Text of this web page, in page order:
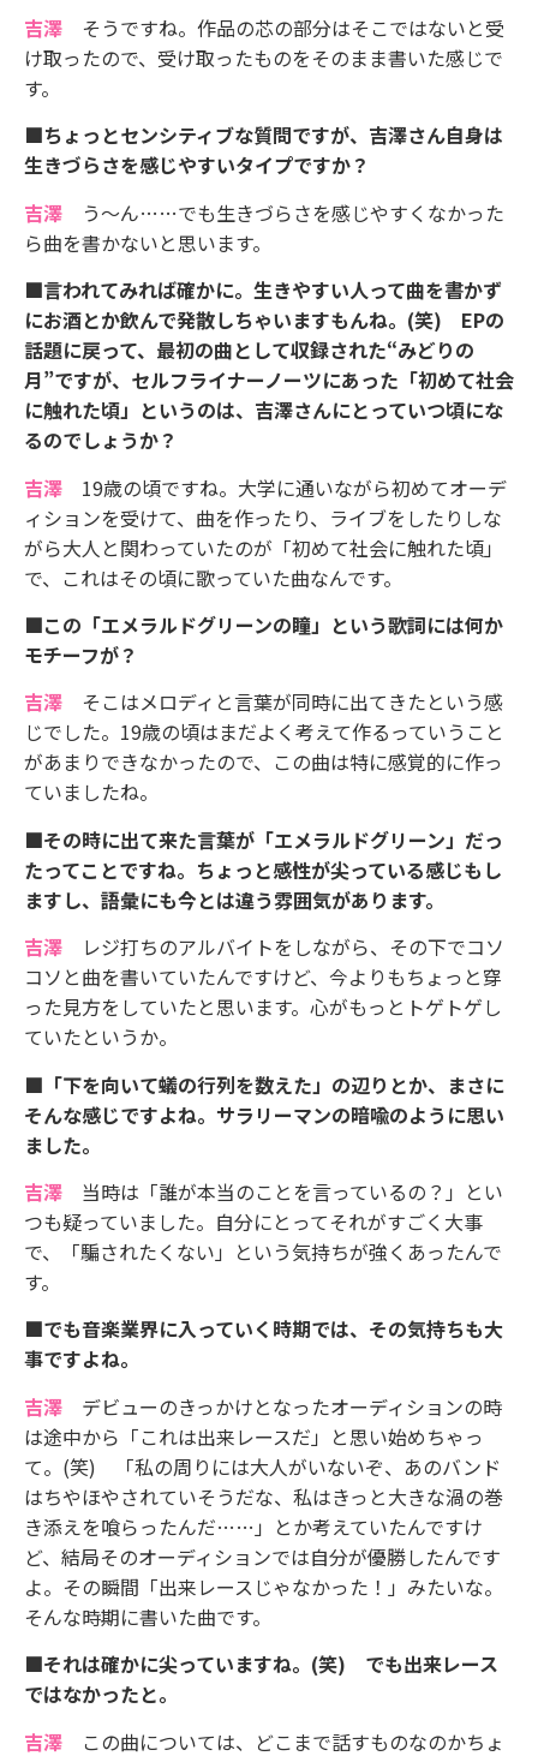
吉澤 そうですね。作品の芯の部分はそこではないと受
け取ったので、受け取ったものをそのまま書いた感じで
す。
■ちょっとセンシティブな質問ですが、吉澤さん自身は
生きづらさを感じやすいタイプですか？
吉澤 う～ん……でも生きづらさを感じやすくなかった
ら曲を書かないと思います。
■言われてみれば確かに。生きやすい人って曲を書かず
にお酒とか飲んで発散しちゃいますもんね。(笑) EPの
話題に戻って、最初の曲として収録された“みどりの
月”ですが、セルフライナーノーツにあった「初めて社会
に触れた頃」というのは、吉澤さんにとっていつ頃にな
るのでしょうか？
吉澤 19歳の頃ですね。大学に通いながら初めてオーデ
ィションを受けて、曲を作ったり、ライブをしたりしな
がら大人と関わっていたのが「初めて社会に触れた頃」
で、これはその頃に歌っていた曲なんです。
■この「エメラルドグリーンの瞳」という歌詞には何か
モチーフが？
吉澤 そこはメロディと言葉が同時に出てきたという感
じでした。19歳の頃はまだよく考えて作るっていうこと
があまりできなかったので、この曲は特に感覚的に作っ
ていましたね。
■その時に出て来た言葉が「エメラルドグリーン」だっ
たってことですね。ちょっと感性が尖っている感じもし
ますし、語彙にも今とは違う雰囲気があります。
吉澤 レジ打ちのアルバイトをしながら、その下でコソ
コソと曲を書いていたんですけど、今よりもちょっと穿
った見方をしていたと思います。心がもっとトゲトゲし
ていたというか。
■「下を向いて蟻の行列を数えた」の辺りとか、まさに
そんな感じですよね。サラリーマンの暗喩のように思い
ました。
吉澤 当時は「誰が本当のことを言っているの？」とい
つも疑っていました。自分にとってそれがすごく大事
で、「騙されたくない」という気持ちが強くあったんで
す。
■でも音楽業界に入っていく時期では、その気持ちも大
事ですよね。
吉澤 デビューのきっかけとなったオーディションの時
は途中から「これは出来レースだ」と思い始めちゃっ
て。(笑) 「私の周りには大人がいないぞ、あのバンド
はちやほやされていそうだな、私はきっと大きな渦の巻
き添えを喰らったんだ……」とか考えていたんですけ
ど、結局そのオーディションでは自分が優勝したんです
よ。その瞬間「出来レースじゃなかった！」みたいな。
そんな時期に書いた曲です。
■それは確かに尖っていますね。(笑) でも出来レース
ではなかったと。
吉澤 この曲については、どこまで話すものなのかちょ